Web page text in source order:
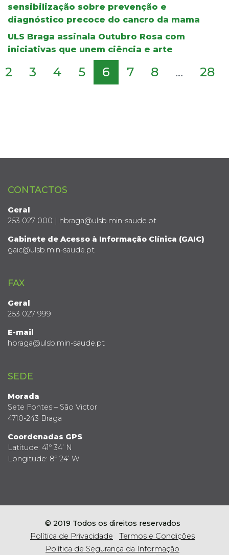
sensibilização sobre prevenção e
diagnóstico precoce do cancro da mama
ULS Braga assinala Outubro Rosa com
iniciativas que unem ciência e arte
2 3 4 5 6 7 8 ... 28
CONTACTOS
Geral
253 027 000 | hbraga@ulsb.min-saude.pt
Gabinete de Acesso à Informação Clínica (GAIC)
gaic@ulsb.min-saude.pt
FAX
Geral
253 027 999
E-mail
hbraga@ulsb.min-saude.pt
SEDE
Morada
Sete Fontes – São Victor
4710-243 Braga
Coordenadas GPS
Latitude: 41º 34’ N
Longitude: 8º 24’ W
© 2019 Todos os direitos reservados
Política de Privacidade
Termos e Condições
Política de Segurança da Informação